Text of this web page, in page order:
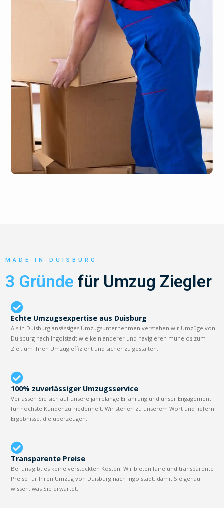
MADE IN DUISBURG
3 Gründe für Umzug Ziegler
Echte Umzugsexpertise aus Duisburg
Als in Duisburg ansässiges Umzugsunternehmen verstehen wir Umzüge von
Duisburg nach Ingolstadt wie kein anderer und navigieren mühelos zum
Ziel, um Ihren Umzug effizient und sicher zu gestalten.
100% zuverlässiger Umzugsservice
Verlassen Sie sich auf unsere jahrelange Erfahrung und unser Engagement
für höchste Kundenzufriedenheit. Wir stehen zu unserem Wort und liefern
Ergebnisse, die überzeugen.
Transparente Preise
Bei uns gibt es keine versteckten Kosten. Wir bieten faire und transparente
Preise für Ihren Umzug von Duisburg nach Ingolstadt, damit Sie genau
wissen, was Sie erwartet.